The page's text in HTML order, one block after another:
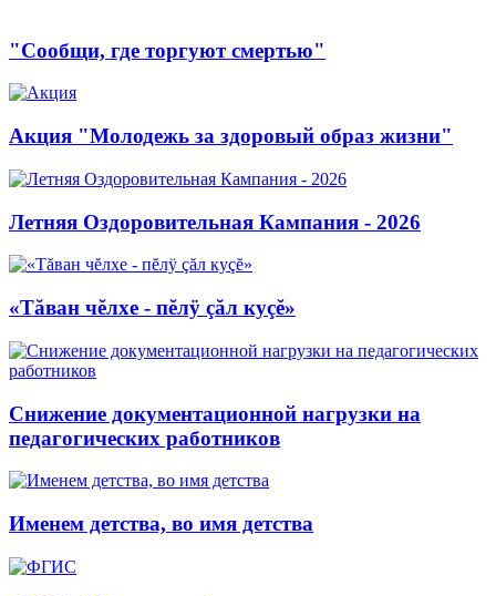
"Сообщи, где торгуют смертью"
Акция "Молодежь за здоровый образ жизни"
Летняя Оздоровительная Кампания - 2026
«Тăван чĕлхе - пĕлÿ çăл куçĕ»
Снижение документационной нагрузки на
педагогических работников
Именем детства, во имя детства